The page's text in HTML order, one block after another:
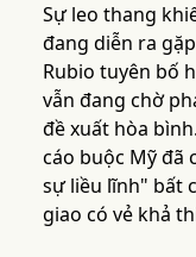
Sự leo thang
đang diễn ra
Rubio tuyên bố
vẫn đang chờ
đề xuất hòa
cáo buộc Mỹ đã
sự liều lĩnh" bất
giao có vẻ khả